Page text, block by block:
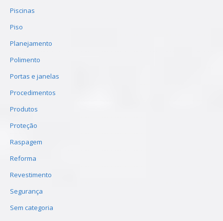
Piscinas
Piso
Planejamento
Polimento
Portas e janelas
Procedimentos
Produtos
Proteção
Raspagem
Reforma
Revestimento
Segurança
Sem categoria